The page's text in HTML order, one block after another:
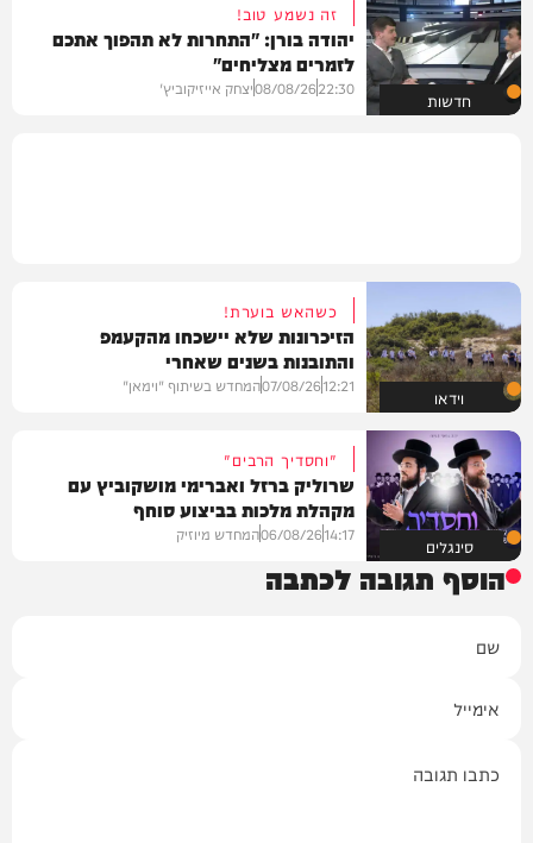
חדשות
זה נשמע טוב!
יהודה בורן: "התחרות לא תהפוך אתכם
לזמרים מצליחים"
22:30
08/08/26יצחק אייזיקוביץ'
וידאו
כשהאש בוערת!
הזיכרונות שלא יישכחו מהקעמפ
והתובנות בשנים שאחרי
12:21
07/08/26המחדש בשיתוף "וימאן"
סינגלים
"וחסדיך הרבים"
שרוליק ברזל ואברימי מושקוביץ עם
מקהלת מלכות בביצוע סוחף
14:17
06/08/26המחדש מיוזיק
הוסף תגובה לכתבה